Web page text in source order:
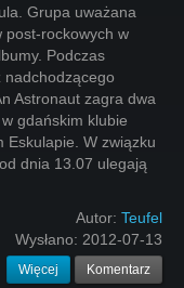
Grupa uważana
post-rockowych w
Podczas
nadchodzącego
Astronaut zagra dwa
gdańskim klubie
Eskulapie. W związku
dnia 13.07 ulegają
Autor: Teufel
Wysłano: 2012-07-13
Więcej Komentarz